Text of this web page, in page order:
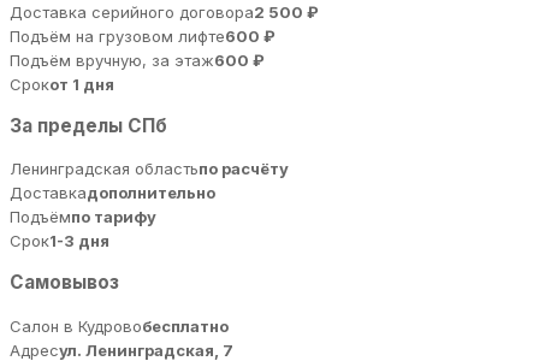
Доставка серийного договора2 500 ₽
Подъём на грузовом лифте600 ₽
Подъём вручную, за этаж600 ₽
Срокот 1 дня
За пределы СПб
Ленинградская областьпо расчёту
Доставкадополнительно
Подъёмпо тарифу
Срок1-3 дня
Самовывоз
Салон в Кудровобесплатно
Адресул. Ленинградская, 7